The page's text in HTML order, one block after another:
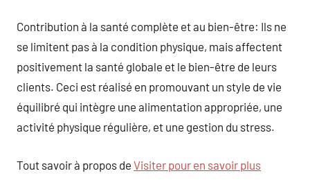
Contribution à la santé complète et au bien-être: Ils ne
se limitent pas à la condition physique, mais affectent
positivement la santé globale et le bien-être de leurs
clients. Ceci est réalisé en promouvant un style de vie
équilibré qui intègre une alimentation appropriée, une
activité physique régulière, et une gestion du stress.
Tout savoir à propos de Visiter pour en savoir plus